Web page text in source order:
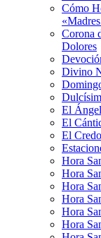
Cómo
Corona
Dolores
Divino
El
El
El
Hora
Hora
Hora
Hora
Hora
Hora